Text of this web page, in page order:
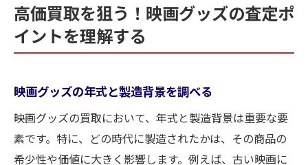
高価買取を狙う！映画グッズの査定ポ
イントを理解する
映画グッズの年式と製造背景を調べる
映画グッズの買取において、年式と製造背景は重要な要
素です。特に、どの時代に製造されたかは、その商品の
希少性や価値に大きく影響します。例えば、古い映画に